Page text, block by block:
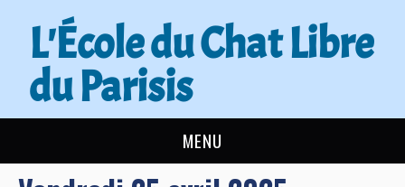
L'École du Chat Libre
du Parisis
MENU